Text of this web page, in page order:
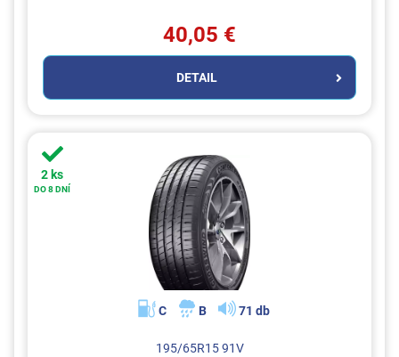
40,05 €
DETAIL
2 ks
DO 8 DNÍ
C B 71 db
195/65R15 91V